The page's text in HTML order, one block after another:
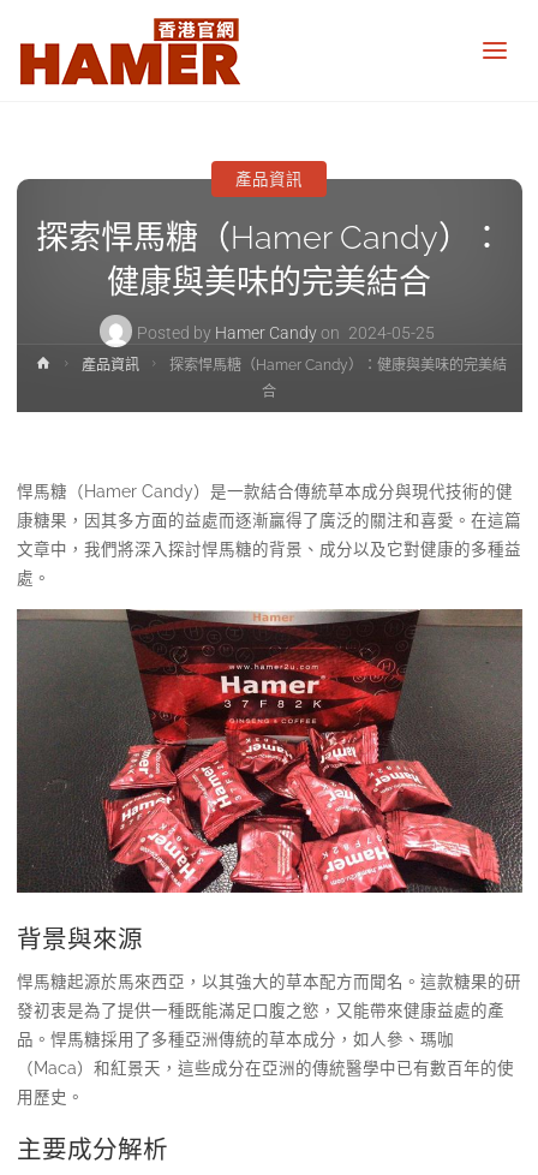
網
Hamer
Hong
Kong
official
website
探索悍馬糖（Hamer Candy）：
健康與美味的完美結合
Posted by Hamer Candy on 2024-05-25
產品資訊
Home產品資訊
探索悍馬糖（Hamer Candy）：健康與美味的完美結
合
悍馬糖（Hamer Candy）是一款結合傳統草本成分與現代技術的健
康糖果，因其多方面的益處而逐漸贏得了廣泛的關注和喜愛。在這篇
文章中，我們將深入探討悍馬糖的背景、成分以及它對健康的多種益
處。
背景與來源
悍馬糖起源於馬來西亞，以其強大的草本配方而聞名。這款糖果的研
發初衷是為了提供一種既能滿足口腹之慾，又能帶來健康益處的產
品。悍馬糖採用了多種亞洲傳統的草本成分，如人參、瑪咖
（Maca）和紅景天，這些成分在亞洲的傳統醫學中已有數百年的使
用歷史。
主要成分解析